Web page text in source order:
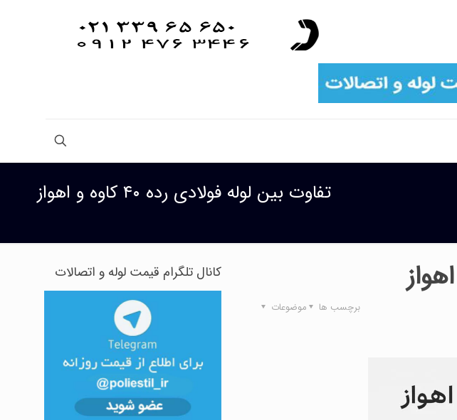
تفاوت بین لوله فولادی رده ۴۰ کاوه و اهواز
موضوعات برچسب ها
کانال تلگرام قیمت لوله و اتصالات